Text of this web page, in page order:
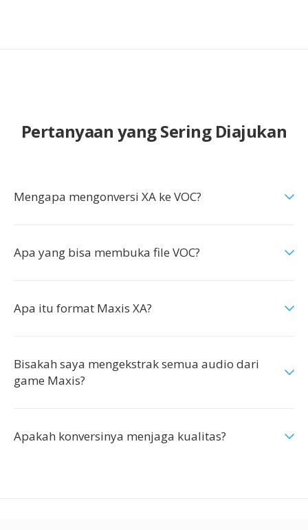
Pertanyaan yang Sering Diajukan
Mengapa mengonversi XA ke VOC?
Apa yang bisa membuka file VOC?
Apa itu format Maxis XA?
Bisakah saya mengekstrak semua audio dari
game Maxis?
Apakah konversinya menjaga kualitas?